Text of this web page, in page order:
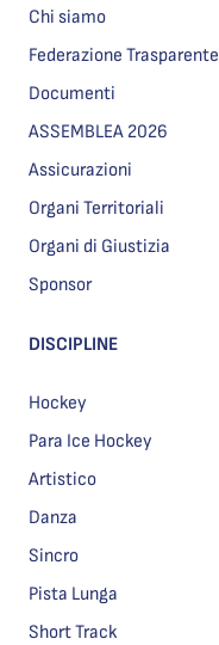
Chi siamo
Federazione Trasparente
Documenti
ASSEMBLEA 2026
Assicurazioni
Organi Territoriali
Organi di Giustizia
Sponsor
DISCIPLINE
Hockey
Para Ice Hockey
Artistico
Danza
Sincro
Pista Lunga
Short Track